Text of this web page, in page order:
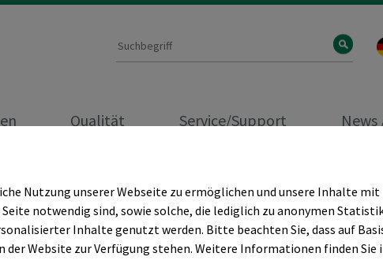
Nutzung unserer Webseite zu ermöglichen und unsere Inhalte mit
notwendig sind, sowie solche, die lediglich zu anonymen
Inhalte genutzt werden. Bitte beachten Sie, dass auf
Website zur Verfügung stehen. Weitere Informationen finden Sie
Qualität Service/Support
mit Heat Seal